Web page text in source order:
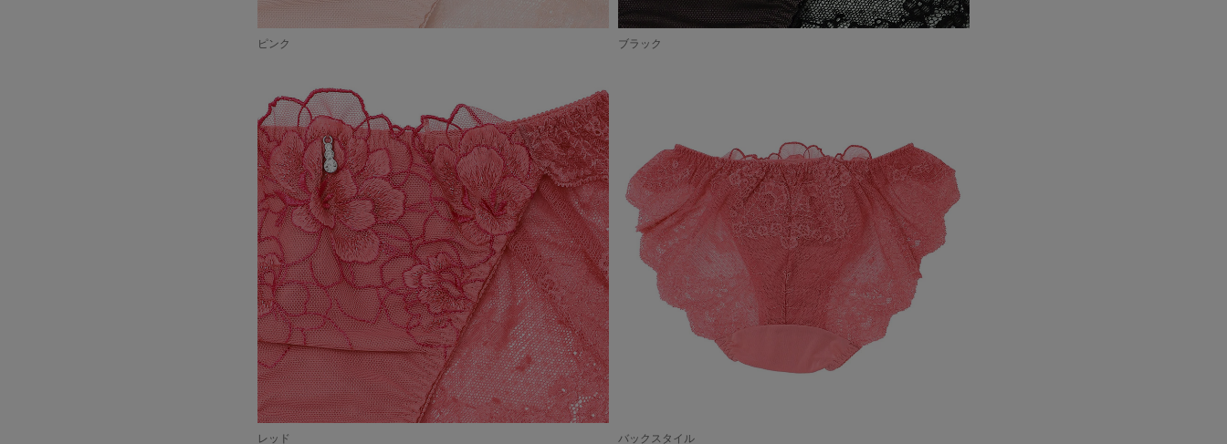
ピンク ブラック
レッド バックスタイル